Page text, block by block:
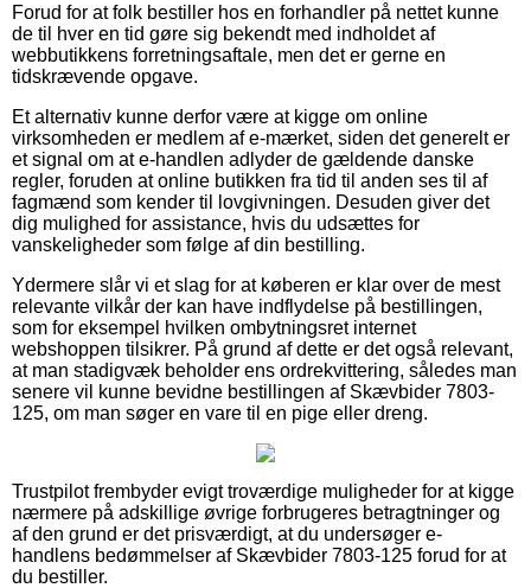
Forud for at folk bestiller hos en forhandler på nettet kunne
de til hver en tid gøre sig bekendt med indholdet af
webbutikkens forretningsaftale, men det er gerne en
tidskrævende opgave.
Et alternativ kunne derfor være at kigge om online
virksomheden er medlem af e-mærket, siden det generelt er
et signal om at e-handlen adlyder de gældende danske
regler, foruden at online butikken fra tid til anden ses til af
fagmænd som kender til lovgivningen. Desuden giver det
dig mulighed for assistance, hvis du udsættes for
vanskeligheder som følge af din bestilling.
Ydermere slår vi et slag for at køberen er klar over de mest
relevante vilkår der kan have indflydelse på bestillingen,
som for eksempel hvilken ombytningsret internet
webshoppen tilsikrer. På grund af dette er det også relevant,
at man stadigvæk beholder ens ordrekvittering, således man
senere vil kunne bevidne bestillingen af Skævbider 7803-
125, om man søger en vare til en pige eller dreng.
Trustpilot frembyder evigt troværdige muligheder for at kigge
nærmere på adskillige øvrige forbrugeres betragtninger og
af den grund er det prisværdigt, at du undersøger e-
handlens bedømmelser af Skævbider 7803-125 forud for at
du bestiller.